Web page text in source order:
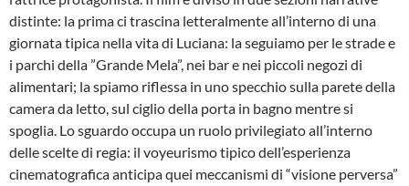
distinte: la prima ci trascina letteralmente all’interno di una
giornata tipica nella vita di Luciana: la seguiamo per le strade e
i parchi della ”Grande Mela”, nei bar e nei piccoli negozi di
alimentari; la spiamo riflessa in uno specchio sulla parete della
camera da letto, sul ciglio della porta in bagno mentre si
spoglia. Lo sguardo occupa un ruolo privilegiato all’interno
delle scelte di regia: il voyeurismo tipico dell’esperienza
cinematografica anticipa quei meccanismi di “visione perversa”